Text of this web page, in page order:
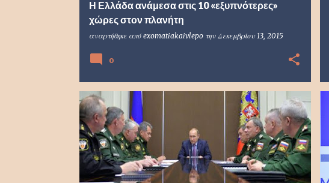
Η Ελλάδα ανάμεσα στις 10 «εξυπνότερες»
χώρες στον πλανήτη
αναρτήθηκε από exomatiakaivlepo την Δεκεμβρίου 13, 2015
0